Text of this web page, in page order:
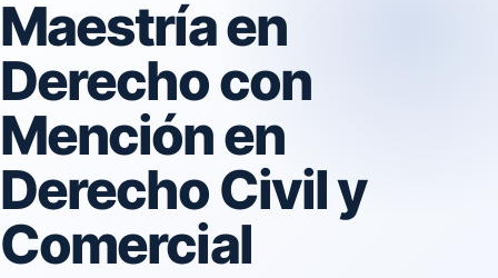
Maestría en
Derecho con
Mención en
Derecho Civil y
Comercial